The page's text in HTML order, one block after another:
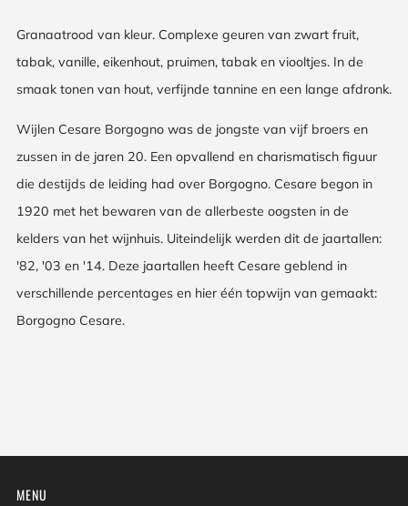
Granaatrood van kleur. Complexe geuren van zwart fruit,
tabak, vanille, eikenhout, pruimen, tabak en viooltjes. In de
smaak tonen van hout, verfijnde tannine en een lange afdronk.
Wijlen Cesare Borgogno was de jongste van vijf broers en
zussen in de jaren 20. Een opvallend en charismatisch figuur
die destijds de leiding had over Borgogno. Cesare begon in
1920 met het bewaren van de allerbeste oogsten in de
kelders van het wijnhuis. Uiteindelijk werden dit de jaartallen:
'82, '03 en '14. Deze jaartallen heeft Cesare geblend in
verschillende percentages en hier één topwijn van gemaakt:
Borgogno Cesare.
MENU